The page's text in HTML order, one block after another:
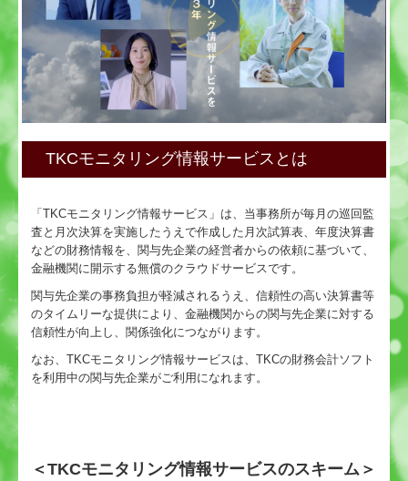
TKCモニタリング情報サービスとは
「TKCモニタリング情報サービス」は、当事務所が毎月の巡回監
査と月次決算を実施したうえで作成した月次試算表、年度決算書
などの財務情報を、関与先企業の経営者からの依頼に基づいて、
金融機関に開示する無償のクラウドサービスです。
関与先企業の事務負担が軽減されるうえ、信頼性の高い決算書等
のタイムリーな提供により、金融機関からの関与先企業に対する
信頼性が向上し、関係強化につながります。
なお、TKCモニタリング情報サービスは、TKCの財務会計ソフト
を利用中の関与先企業がご利用になれます。
＜TKCモニタリング情報サービスのスキーム＞